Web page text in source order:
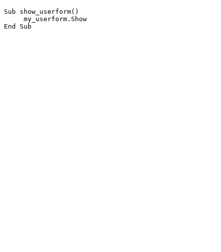
Sub show_userform()
     my_userform.Show